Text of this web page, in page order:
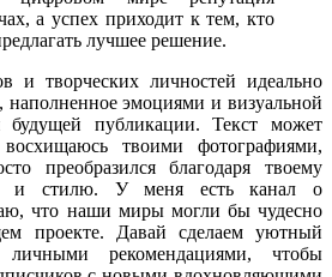
а успех приходит к тем, кто
лучшее решение.
и творческих личностей идеально
наполненное эмоциями и визуальной
будущей публикации. Текст может
твоими фотографиями,
преобразился благодаря твоему
и стилю. У меня есть канал о
что наши миры могли бы чудесно
проекте. Давай сделаем уютный
рекомендациями, чтобы